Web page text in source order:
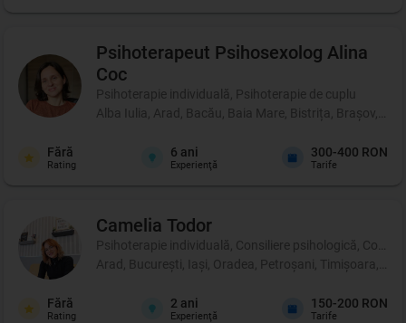
Psihoterapeut Psihosexolog Alina
Coc
Psihoterapie individuală, Psihoterapie de cuplu
Alba Iulia, Arad, Bacău, Baia Mare, Bistrița, Brașov,
Fără
Rating
6 ani
Experienţă
300-400 RON
Tarife
Camelia Todor
Psihoterapie individuală, Consiliere psihologică,
Arad, București, Iași, Oradea, Petroșani, Timișoara,
Fără
Rating
2 ani
Experienţă
150-200 RON
Tarife